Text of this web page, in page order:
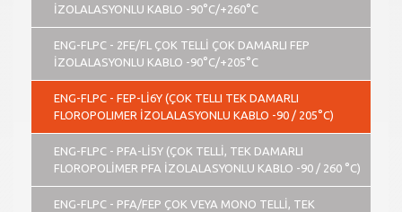
İZOLALASYONLU KABLO -90°C/+260°C
ENG-FLPC - 2FE/FL ÇOK TELLİ ÇOK DAMARLI FEP
İZOLALASYONLU KABLO -90°C/+205°C
ENG-FLPC - FEP-Lİ6Y (ÇOK TELLI TEK DAMARLI
FLOROPOLIMER İZOLALASYONLU KABLO -90 / 205°C)
ENG-FLPC - PFA-Lİ5Y (ÇOK TELLİ, TEK DAMARLI
FLOROPOLİMER PFA İZOLALASYONLU KABLO -90 / 260 °C)
ENG-FLPC - PFA/FEP ÇOK VEYA MONO TELLİ, TEK